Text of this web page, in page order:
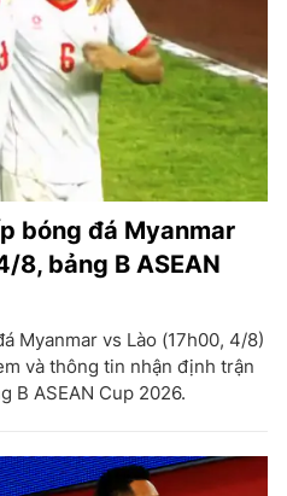
bóng đá Myanmar
8, bảng B ASEAN
Myanmar vs Lào (17h00, 4/8)
và thông tin nhận định trận
B ASEAN Cup 2026.